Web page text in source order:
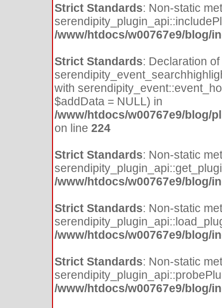
Strict Standards: Non-static
/www/htdocs/w00767e9/blog/
Strict Standards: Declaration of
with
$addData = NULL) in
/www/htdocs/w00767e9/blog/
on line 224
Strict Standards: Non-static
/www/htdocs/w00767e9/blog/
Strict Standards: Non-static
/www/htdocs/w00767e9/blog/
Strict Standards: Non-static
/www/htdocs/w00767e9/blog/